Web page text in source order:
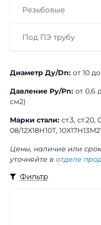
Резьбовые
Под ПЭ трубу
Диаметр Ду/Dn: от 10
Давление Ру/Pn: от 0,6
см2)
Марки стали: ст.3,
08/12Х18Н10Т,
Цены, наличие или
уточняйте в отделе
Фильтр